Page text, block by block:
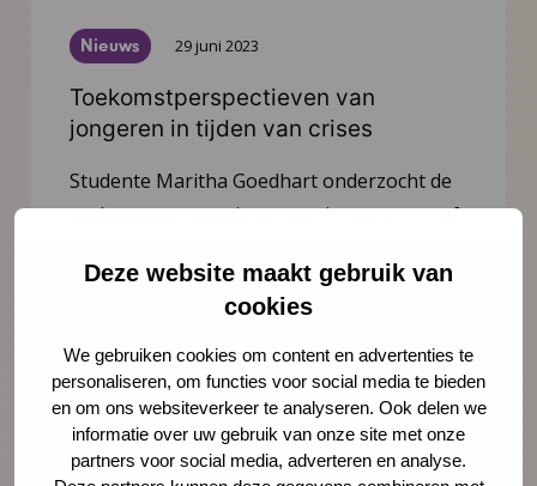
Deze website maakt gebruik van
cookies
We gebruiken cookies om content en advertenties te
personaliseren, om functies voor social media te bieden
en om ons websiteverkeer te analyseren. Ook delen we
informatie over uw gebruik van onze site met onze
partners voor social media, adverteren en analyse.
Nieuws 29 juni 2023
Toekomstperspectieven van
jongeren in tijden van crises
Studente Maritha Goedhart onderzocht de
toekomstperspectieven van jongeren en of
Ze deelt haar bevindingen.
Lees meer